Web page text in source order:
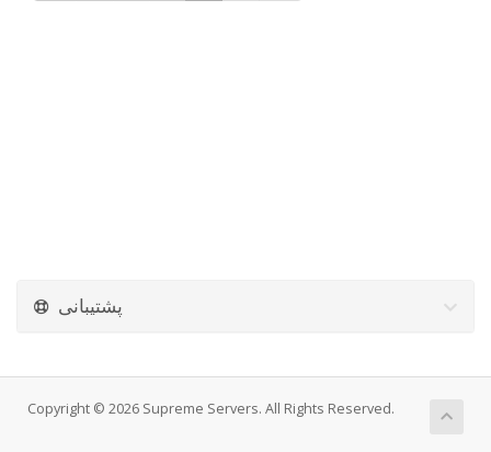
پشتیبانی
Copyright © 2026 Supreme Servers. All Rights Reserved.